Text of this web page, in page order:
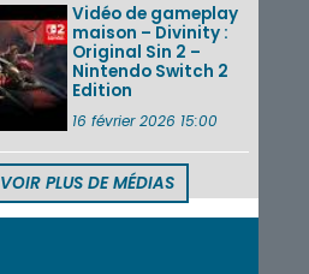
Vidéo de gameplay
maison – Divinity :
Original Sin 2 –
Nintendo Switch 2
Edition
16 février 2026 15:00
VOIR PLUS DE MÉDIAS